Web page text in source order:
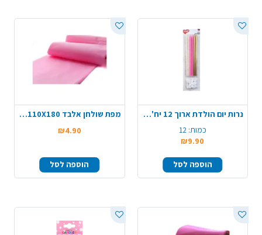
נרות יום הולדת ארוך 12 יח' - מיקס
כמות: 12
₪9.90
הוספה לסל
מפת שולחן אלבד 110X180 - ורוד בייבי
₪4.90
הוספה לסל